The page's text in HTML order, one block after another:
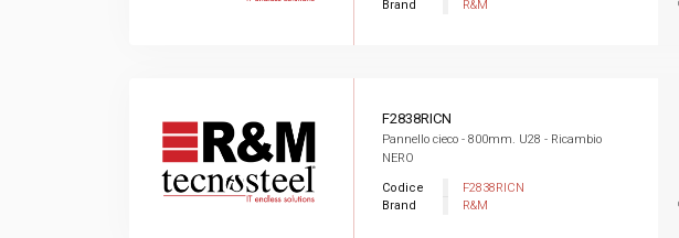
Brand
R&M
F2838RICN
Pannello cieco - 800mm. U28 - Ricambio
NERO
Codice
F2838RICN
Brand
R&M